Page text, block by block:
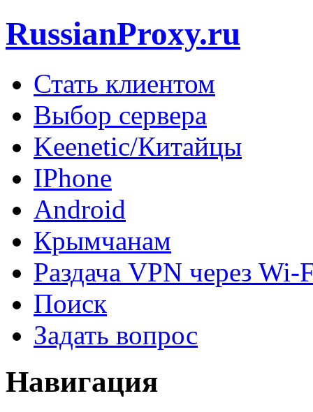
RussianProxy.ru
Стать клиентом
Выбор сервера
Keenetic/Китайцы
IPhone
Android
Крымчанам
Раздача VPN через Wi-
Поиск
Задать вопрос
Навигация